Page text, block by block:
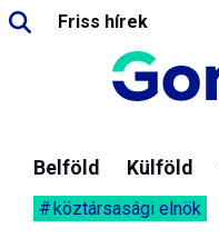
Friss hírek
Belföld Külföld
köztársasági elnök